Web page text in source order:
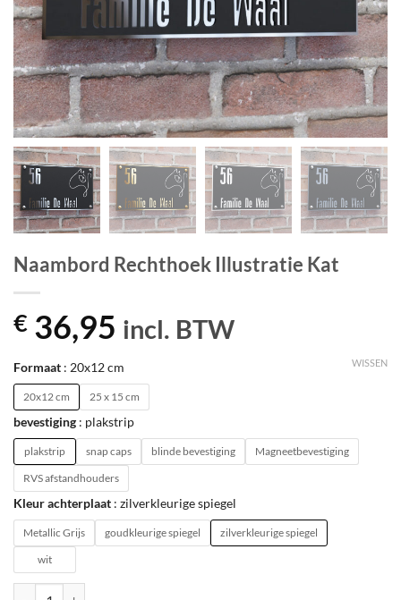
Naambord Rechthoek Illustratie Kat
€ 36,95 incl. BTW
Formaat 20x12 cm
20x12 cm 25 x 15 cm
bevestiging plakstrip
plakstrip snap caps blinde bevestiging
Magneetbevestiging
RVS afstandhouders
Kleur achterplaat zilverkleurige spiegel
Metallic Grijs goudkleurige spiegel
zilverkleurige spiegel
wit
WISSEN